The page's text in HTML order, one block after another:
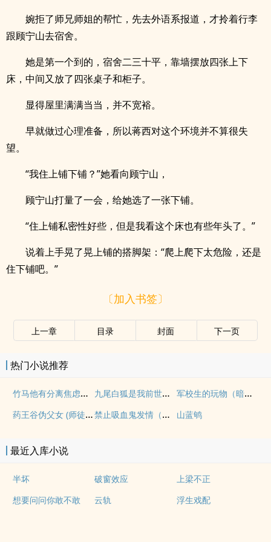
婉拒了师兄师姐的帮忙，先去外语系报道，才拎着行李
跟顾宁山去宿舍。
她是第一个到的，宿舍二三十平，靠墙摆放四张上下
床，中间又放了四张桌子和柜子。
显得屋里满满当当，并不宽裕。
早就做过心理准备，所以蒋西对这个环境并不算很失
望。
“我住上铺下铺？”她看向顾宁山，
顾宁山打量了一会，给她选了一张下铺。
“住上铺私密性好些，但是我看这个床也有些年头了。”
说着上手晃了晃上铺的搭脚架：“爬上爬下太危险，还是
住下铺吧。”
〔加入书签〕
上一章 目录 封面 下一页
热门小说推荐
竹马他有分离焦虑（1v1） 九尾白狐是我前世妻（futa 百合）
军校生的玩物（暗黑NPH）
药王谷伪父女 (师徒养成)
禁止吸血鬼发情（姐狗高H 1v1） 山蓝鸲
最近入库小说
半坏 破窗效应
上梁不正
想要问问你敢不敢
云轨 浮生戏配